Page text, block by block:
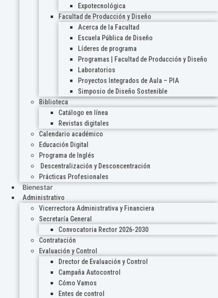
Expotecnológica
Facultad de Producción y Diseño
Acerca de la Facultad
Escuela Pública de Diseño
Líderes de programa
Programas | Facultad de Producción y Diseño
Laboratorios
Proyectos Integrados de Aula – PIA
Simposio de Diseño Sostenible
Biblioteca
Catálogo en línea
Revistas digitales
Calendario académico
Educación Digital
Programa de Inglés
Descentralización y Desconcentración
Prácticas Profesionales
Bienestar
Administrativo
Vicerrectora Administrativa y Financiera
Secretaría General
Convocatoria Rector 2026-2030
Contratación
Evaluación y Control
Drector de Evaluación y Control
Campaña Autocontrol
Cómo Vamos
Entes de control